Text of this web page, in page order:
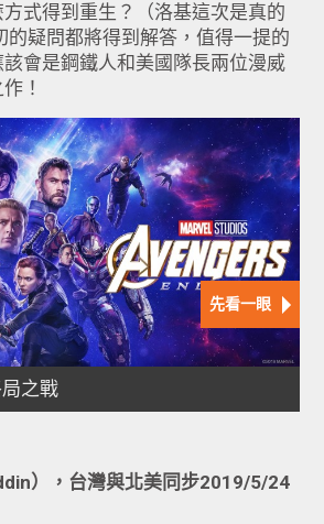
式得到重生？（洛基這次是真的
的疑問都將得到解答，值得一提的
會是鋼鐵人和美國隊長兩位漫威
！
），台灣與北美同步2019/5/24